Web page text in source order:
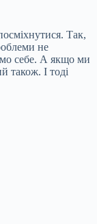
Так,
не
себе. А якщо ми
також. І тоді